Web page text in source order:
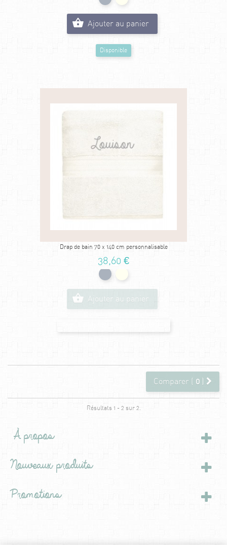
Ajouter au panier
Disponible
Drap de bain 70 x 140 cm personnalisable
38,60 €
Ajouter au panier
Comparer ( 0 )
Résultats 1 - 2 sur 2.
À propos
Nouveaux produits
Promotions